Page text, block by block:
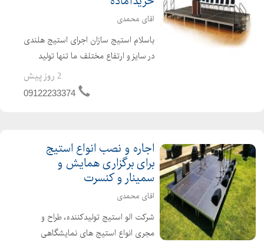
اقای محمدی
باسلام استیج سازان اجرای استیج هلندی
در سایز و ارتفاع مختلف ما تنها تولید
کننده استیج هلندی در ایران هستیم .
2 روز پیش
09122233374
اجاره و نصب انواع استیج
برای برگزاری همایش و
سمینار و کنسرت
اقای محمدی
شرکت الو استیج تولیدکننده، طراح و
مجری انواع استیج های نمایشگاهی